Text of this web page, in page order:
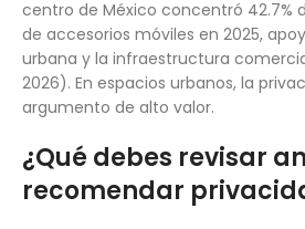
centro de México concentró 42.7%
de accesorios móviles en 2025,
urbana y la infraestructura
2026). En espacios urbanos, la
argumento de alto valor.
¿Qué debes revisar
recomendar